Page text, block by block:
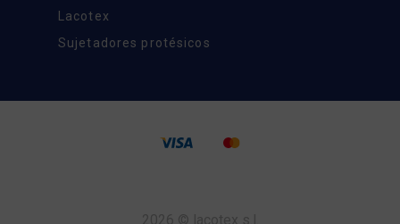
Lacotex
Sujetadores protésicos